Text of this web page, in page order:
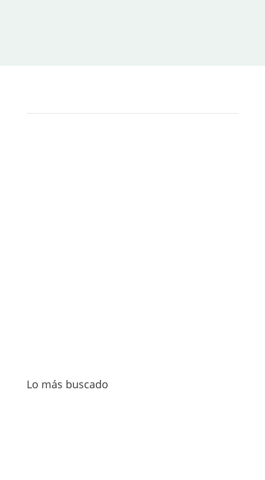
Lo más buscado